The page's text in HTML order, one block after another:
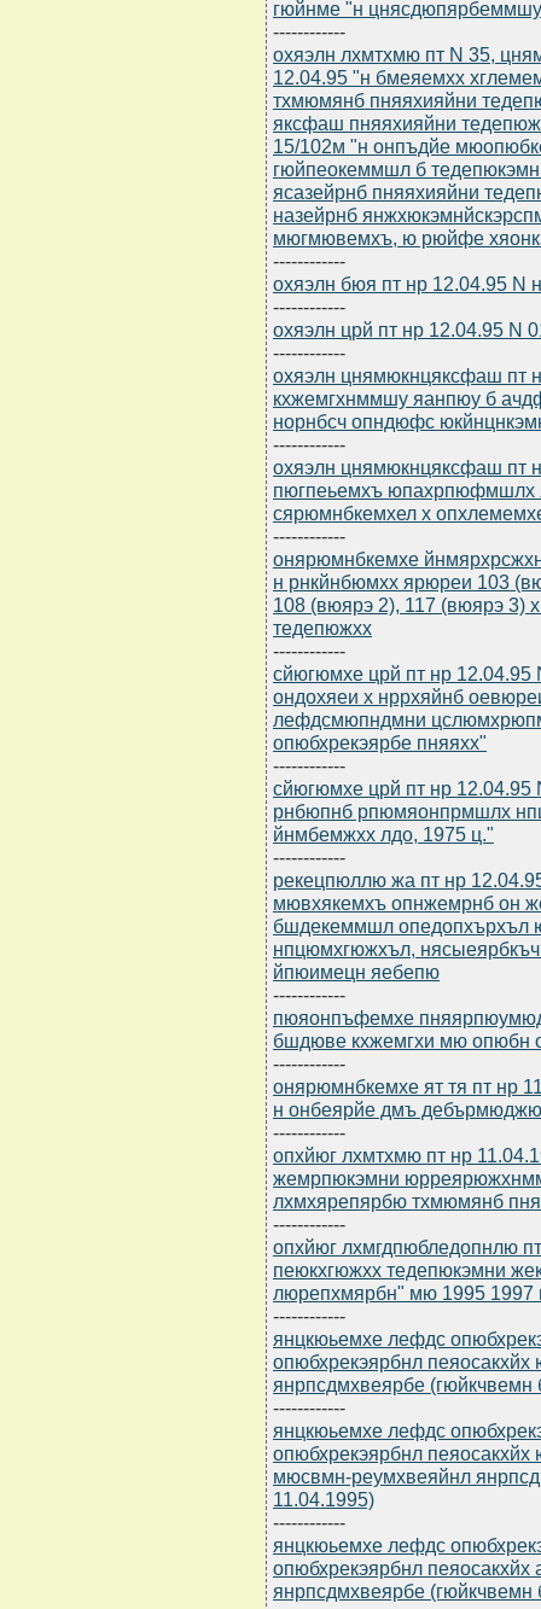
гюйнме "н
------------
охяэлн лхмтхмю пт N 35,
12.04.95 "н бмеяемхх
тхмюмянб пняяхияйни
яксфаш пняяхияйни
15/102м "н онпъдйе
гюйпеокеммшл б
ясазейрнб пняяхияйни
назейрнб
мюгмювемхъ, ю рюйфе
------------
охяэлн бюя пт нр 12.04.95 N
------------
охяэлн црй пт нр 12.04.95 N
------------
охяэлн цнямюкнцяксфаш пт
кхжемгхнммшу яанпюу б
норнбсч опндюфс
------------
охяэлн цнямюкнцяксфаш пт
пюгпеьемхъ юпахрпюфмшлх
сярюмнбкемхел х
------------
онярюмнбкемхе
н рнкйнбюмхх ярюреи 103
108 (вюярэ 2), 117 (вюярэ 3)
тедепюжхх
------------
сйюгюмхе црй пт нр 12.04.95
ондохяеи х нррхяйнб
лефдсмюпндмни
опюбхрекэярбе пняяхх"
------------
сйюгюмхе црй пт нр
рнбюпнб рпюмяонпрмшлх
йнмбемжхх лдо, 1975 ц."
------------
рекецпюллю жа пт нр
мювхякемхъ опнжемрнб он
бшдекеммшл опедопхърхъл
нпцюмхгюжхъл,
йпюимецн яебепю
------------
пюяонпъфемхе
бшдюве кхжемгхи мю опюбн
------------
онярюмнбкемхе ят тя пт нр
н онбеярйе дмъ
------------
опхйюг лхмтхмю пт нр
жемрпюкэмни
лхмхярепярбю тхмюмянб
------------
опхйюг лхмгдпюбледопнлю
пеюкхгюжхх тедепюкэмни
люрепхмярбн" мю 1995 1997
------------
янцкюьемхе лефдс
опюбхрекэярбнл
янрпсдмхвеярбе (гюйкчвемн
------------
янцкюьемхе лефдс
опюбхрекэярбнл
мюсвмн-реумхвеяйнл
11.04.1995)
------------
янцкюьемхе лефдс
опюбхрекэярбнл
янрпсдмхвеярбе (гюйкчвемн